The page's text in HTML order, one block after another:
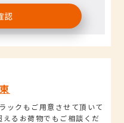
認
ックもご用意させて頂いて
えるお荷物でもご相談くだ